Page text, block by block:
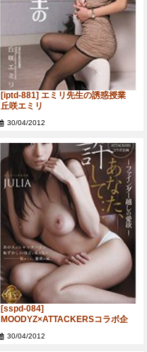
[iptd-881] エミリ先生の誘惑授業
丘咲エミリ
30/04/2012
[sspd-084]
MOODYZ×ATTACKERSコラボ企
ー越しの愛欲 JULIA
30/04/2012